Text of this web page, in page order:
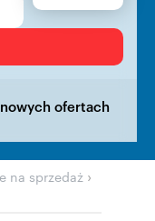
ofertach
na sprzedaż ›